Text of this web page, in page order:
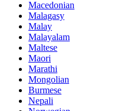
Macedonian
Malagasy
Malay
Malayalam
Maltese
Maori
Marathi
Mongolian
Burmese
Nepali